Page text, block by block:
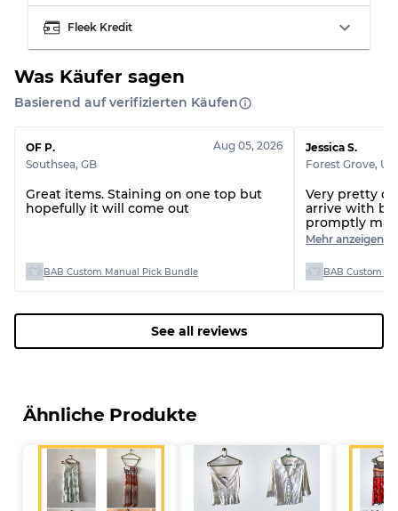
Note BC
60% B, 40% C
Note ABC
30% A, 40% B, 30% C
Fleek Kredit
Was Käufer sagen
Basierend auf verifizierten Käufen
OF P.
Southsea, GB
Aug 05, 2026
Great items. Staining on one top but
hopefully it will come out
BAB Custom Manual Pick Bundle
Jessica S.
Forest Grove, US
Very pretty
arrive with
promptly
Great
the future
Mehr anzeigen
BAB Custom
See all reviews
Ähnliche Produkte